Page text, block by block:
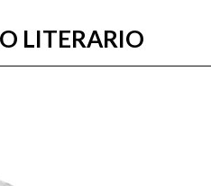
LITERARIO